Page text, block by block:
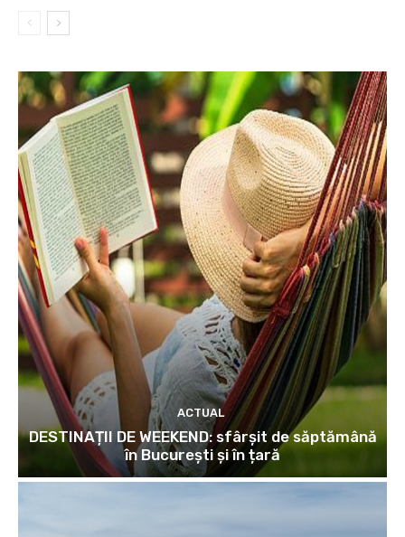
ACTUAL
DESTINAȚII DE WEEKEND: sfârșit de săptămână
în București și în țară